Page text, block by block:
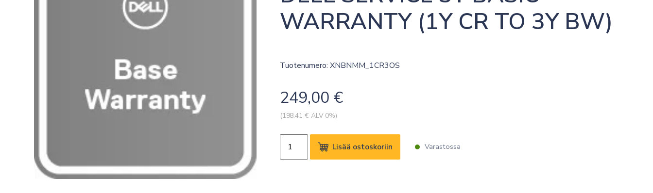
WARRANTY (1Y CR TO 3Y BW)
Tuotenumero: XNBNMM_1CR3OS
249,00 €
(198.41 € ALV 0%)
Varastossa
SERVICE
Lisää ostoskoriin